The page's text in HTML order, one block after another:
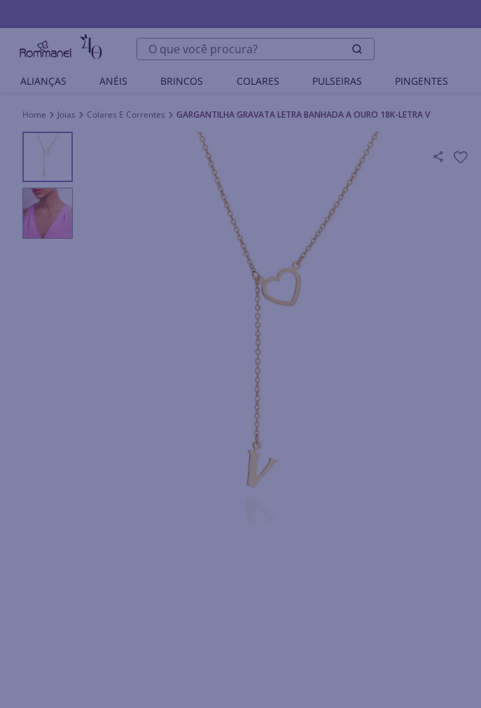
O que você procura?
ALIANÇAS ANÉIS BRINCOS COLARES PULSEIRAS PINGENTES
Joias Colares E Correntes GARGANTILHA GRAVATA LETRA BANHADA A OURO 18K-LETRA V